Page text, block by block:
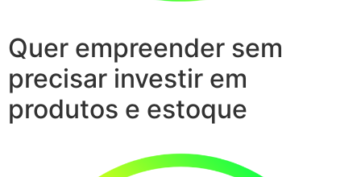
Quer empreender sem
precisar investir em
produtos e estoque